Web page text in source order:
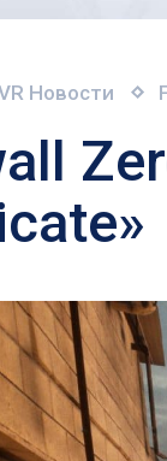
Новости